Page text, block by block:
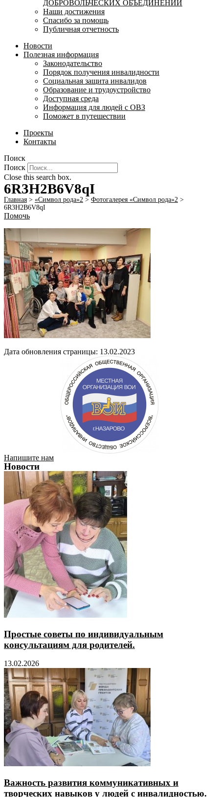
ДОБРОВОЛЬЧЕСКИХ ОБЪЕДИНЕНИЙ
Наши достижения
Спасибо за помощь
Публичная отчетность
Новости
Полезная информация
Законодательство
Порядок получения инвалидности
Социальная защита инвалидов
Образование и трудоустройство
Доступная среда
Информация для людей с ОВЗ
Поможет в путешествии
Проекты
Контакты
Поиск
Поиск
Close this search box.
6R3H2B6V8qI
Главная > «Символ рода»2 > Фотогалерея «Символ рода»2 >
6R3H2B6V8qI
Помочь
Дата обновления страницы: 13.02.2023
Напишите нам
Новости
Простые советы по индивидуальным
консультациям для родителей.
13.02.2026
Важность развития коммуникативных и
творческих навыков у людей с инвалидностью.